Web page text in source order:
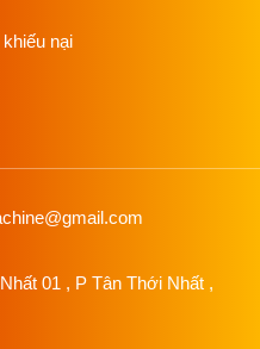
khi kiểm tra xong, lắp đặt lại
và bảo dưỡng của máy
nại
01 , P Tân Thới Nhất ,